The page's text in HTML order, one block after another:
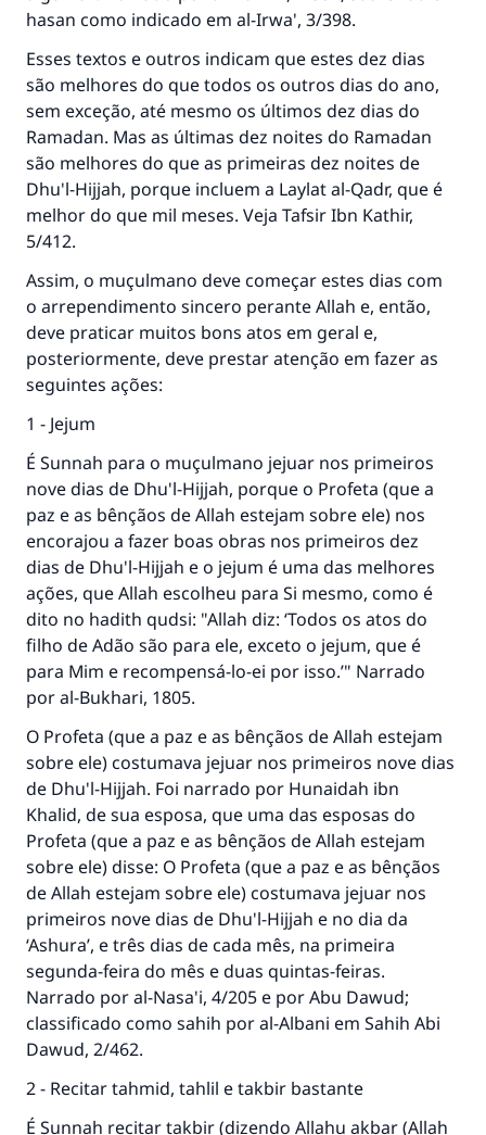
hasan como indicado em al-Irwa', 3/398.
Esses textos e outros indicam que estes dez dias
são melhores do que todos os outros dias do ano,
sem exceção, até mesmo os últimos dez dias do
Ramadan. Mas as últimas dez noites do Ramadan
são melhores do que as primeiras dez noites de
Dhu'l-Hijjah, porque incluem a Laylat al-Qadr, que é
melhor do que mil meses. Veja Tafsir Ibn Kathir,
5/412.
Assim, o muçulmano deve começar estes dias com
o arrependimento sincero perante Allah e, então,
deve praticar muitos bons atos em geral e,
posteriormente, deve prestar atenção em fazer as
seguintes ações:
1 - Jejum
É Sunnah para o muçulmano jejuar nos primeiros
nove dias de Dhu'l-Hijjah, porque o Profeta (que a
paz e as bênçãos de Allah estejam sobre ele) nos
encorajou a fazer boas obras nos primeiros dez
dias de Dhu'l-Hijjah e o jejum é uma das melhores
ações, que Allah escolheu para Si mesmo, como é
dito no hadith qudsi: "Allah diz: ‘Todos os atos do
filho de Adão são para ele, exceto o jejum, que é
para Mim e recompensá-lo-ei por isso.’" Narrado
por al-Bukhari, 1805.
O Profeta (que a paz e as bênçãos de Allah estejam
sobre ele) costumava jejuar nos primeiros nove dias
de Dhu'l-Hijjah. Foi narrado por Hunaidah ibn
Khalid, de sua esposa, que uma das esposas do
Profeta (que a paz e as bênçãos de Allah estejam
sobre ele) disse: O Profeta (que a paz e as bênçãos
de Allah estejam sobre ele) costumava jejuar nos
primeiros nove dias de Dhu'l-Hijjah e no dia da
‘Ashura’, e três dias de cada mês, na primeira
segunda-feira do mês e duas quintas-feiras.
Narrado por al-Nasa'i, 4/205 e por Abu Dawud;
classificado como sahih por al-Albani em Sahih Abi
Dawud, 2/462.
2 - Recitar tahmid, tahlil e takbir bastante
É Sunnah recitar takbir (dizendo Allahu akbar (Allah